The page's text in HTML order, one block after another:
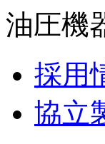
油圧機
採用
協立